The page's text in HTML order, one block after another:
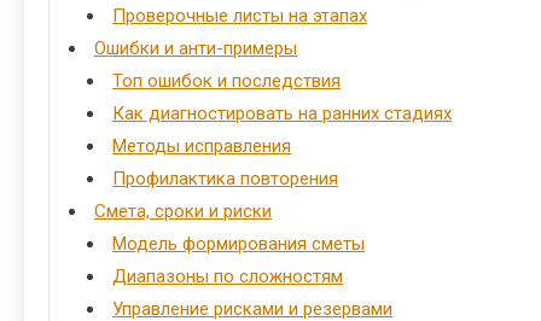
Проверочные листы на этапах
Ошибки и анти-примеры
Топ ошибок и последствия
Как диагностировать на ранних стадиях
Методы исправления
Профилактика повторения
Смета, сроки и риски
Модель формирования сметы
Диапазоны по сложностям
Управление рисками и резервами